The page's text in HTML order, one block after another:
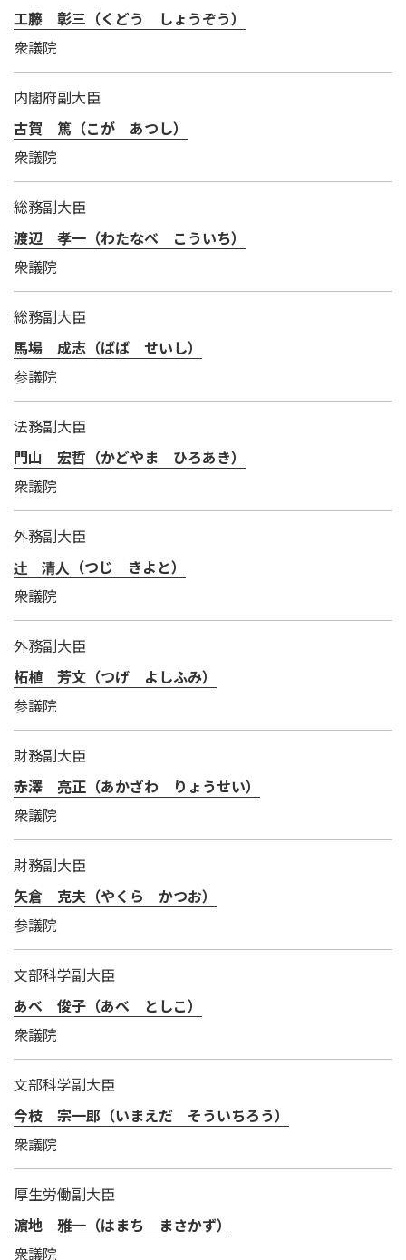
工藤 彰三（くどう しょうぞう）
衆議院
内閣府副大臣
古賀 篤（こが あつし）
衆議院
総務副大臣
渡辺 孝一（わたなべ こういち）
衆議院
総務副大臣
馬場 成志（ばば せいし）
参議院
法務副大臣
門山 宏哲（かどやま ひろあき）
衆議院
外務副大臣
（つじ きよと）
衆議院
外務副大臣
柘植 芳文（つげ よしふみ）
参議院
財務副大臣
赤澤 亮正（あかざわ りょうせい）
衆議院
財務副大臣
矢倉 克夫（やくら かつお）
参議院
文部科学副大臣
あべ 俊子（あべ としこ）
衆議院
文部科学副大臣
今枝 宗一郎（いまえだ そういちろう）
衆議院
厚生労働副大臣
濵地 雅一（はまち まさかず）
衆議院